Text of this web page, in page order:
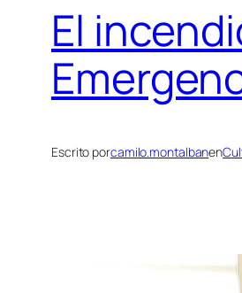
El
Escrito porcamilo.montalbanen